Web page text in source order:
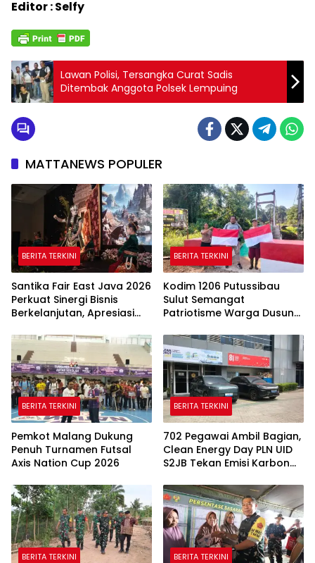
Editor : Selfy
Lawan Polisi, Tersangka Curat Sadis
Ditembak Anggota Polsek Lempuing
MATTANEWS POPULER
BERITA TERKINI
Santika Fair East Java 2026
Perkuat Sinergi Bisnis
Berkelanjutan, Apresiasi
Corporate Award
BERITA TERKINI
Kodim 1206 Putussibau
Sulut Semangat
Patriotisme Warga Dusun
Bendera Merah Putih
BERITA TERKINI
Pemkot Malang Dukung
Penuh Turnamen Futsal
Axis Nation Cup 2026
BERITA TERKINI
702 Pegawai Ambil Bagian,
Clean Energy Day PLN UID
S2JB Tekan Emisi Karbon
BERITA TERKINI BERITA TERKINI